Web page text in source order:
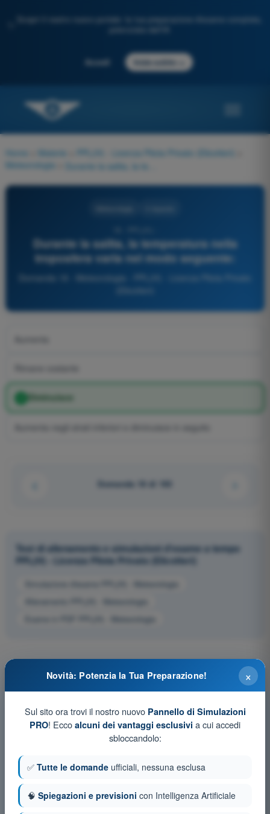
Scopri il nostro nuovo portale: la tua preparazione d'esame completa,
Accedi Inizia subito
Home Materie PPL(H) - Licenza Pilota Privato (Elicotteri)
Meteorologia
Durante la salita, la temperatura nella
troposfera varia nel modo seguente:
Diminuisce
Domanda 18 di 163
Test di allenamento e simulazioni d'esame a tempo
PPL(H) - Licenza Pilota Privato (Elicotteri)
Simulazione d'esame PPL(H) - Meteorologia
Allenamento PPL(H) - Meteorologia
Esame in PDF PPL(H) - Meteorologia
×
Novità: Potenzia la Tua Preparazione!
Sul sito ora trovi il nostro nuovo Pannello di Simulazioni
PRO! Ecco alcuni dei vantaggi esclusivi a cui accedi
sbloccandolo:
✅ Tutte le domande ufficiali, nessuna esclusa
🧠 Spiegazioni e previsioni con Intelligenza Artificiale